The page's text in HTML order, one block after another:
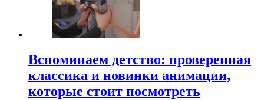
Вспоминаем детство: проверенная
классика и новинки анимации,
которые стоит посмотреть